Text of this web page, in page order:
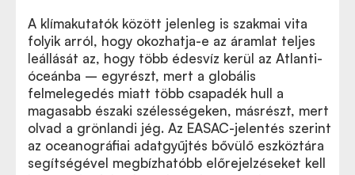
A klímakutatók között jelenleg is szakmai vita
folyik arról, hogy okozhatja-e az áramlat teljes
leállását az, hogy több édesvíz kerül az Atlanti-
óceánba – egyrészt, mert a globális
felmelegedés miatt több csapadék hull a
magasabb északi szélességeken, másrészt, mert
olvad a grönlandi jég. Az EASAC-jelentés szerint
az oceanográfiai adatgyűjtés bővülő eszköztára
segítségével megbízhatóbb előrejelzéseket kell